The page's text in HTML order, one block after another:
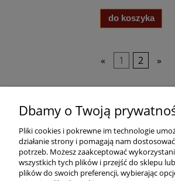
do koszyka
« 1 2 »
Pomoc
Dostawa
Moje konto
Dbamy o Twoją
Pliki cookies i pokrewne im technologie
działanie strony i pomagają nam
potrzeb. Możesz zaakceptować
wszystkich tych plików i przejść do sklepu
plików do swoich preferencji, wybierając